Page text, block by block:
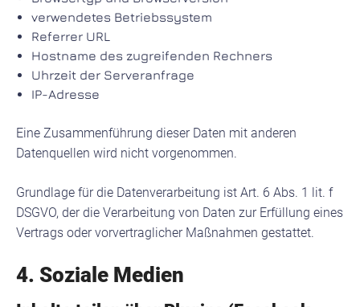
verwendetes Betriebssystem
Referrer URL
Hostname des zugreifenden Rechners
Uhrzeit der Serveranfrage
IP-Adresse
Eine Zusammenführung dieser Daten mit anderen
Datenquellen wird nicht vorgenommen.
Grundlage für die Datenverarbeitung ist Art. 6 Abs. 1 lit. f
DSGVO, der die Verarbeitung von Daten zur Erfüllung eines
Vertrags oder vorvertraglicher Maßnahmen gestattet.
4. Soziale Medien